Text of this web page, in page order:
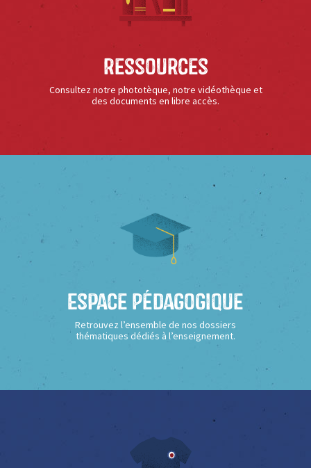
Ressources
Consultez notre phototèque, notre vidéothèque et
des documents en libre accès.
Espace Pédagogique
Retrouvez l’ensemble de nos dossiers
thématiques dédiés à l’enseignement.